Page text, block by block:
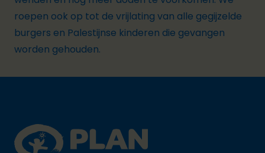
roepen ook op tot de vrijlating van alle gegijzelde
burgers en Palestijnse kinderen die gevangen
worden gehouden.
Plan International logo